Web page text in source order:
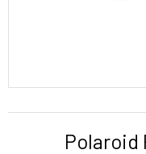
Polaroid